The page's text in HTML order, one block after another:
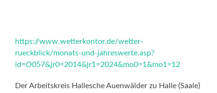
https://www.wetterkontor.de/wetter-
rueckblick/monats-und-jahreswerte.asp?
id=O057&jr0=2014&jr1=2024&mo0=1&mo1=12
Der Arbeitskreis Hallesche Auenwälder zu Halle (Saale)